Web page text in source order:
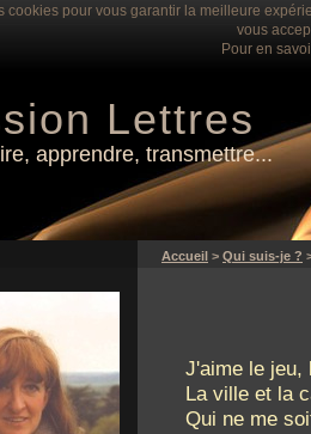
cookies pour vous garantir la meilleure
vous
Pour en
Lettres
apprendre, transmettre...
Accueil > Qui suis-je ?
J'aime le jeu,
La ville et la
Qui ne me